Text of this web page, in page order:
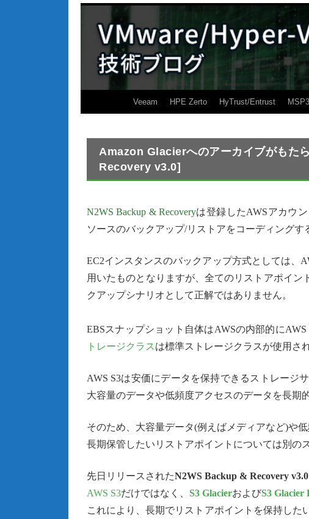
Veeam HPE Zerto HyTrust/Entrust
Amazon Glacierへのアーカイブがもた
Recovery v3.0]
N2WS Backup & Recoveryは登録したAWSアカウ
ソースのバックアップ/リストアをコーディング
EC2インスタンスのバックアップ方式としては、
用いたものとなりますが、全てのリストアポイ
クアップシナリオとして正解ではありません。
EBSスナップショット自体はAWSの内部的に
トレージクラス は標準ストレージクラスが使用さ
AWS S3は安価にデータを保持できるストレージ
大容量のデータや低頻度アクセスのデータを長期
そのため、大容量データ(例えばメディアなど)や
長期保管したいリストアポイントについては別の
先日リリースされたN2WS Backup & Recovery v3.0
AWS S3だけではなく、 S3 GlacierおよびS3 Glacier
これにより、長期でリストアポイントを保持し